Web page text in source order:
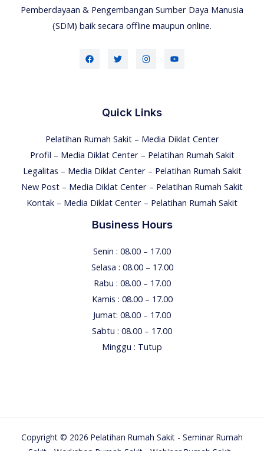
Pemberdayaan & Pengembangan Sumber Daya Manusia
(SDM) baik secara offline maupun online.
Quick Links
Pelatihan Rumah Sakit – Media Diklat Center
Profil – Media Diklat Center – Pelatihan Rumah Sakit
Legalitas – Media Diklat Center – Pelatihan Rumah Sakit
New Post – Media Diklat Center – Pelatihan Rumah Sakit
Kontak – Media Diklat Center – Pelatihan Rumah Sakit
Business Hours
Senin : 08.00 – 17.00
Selasa : 08.00 – 17.00
Rabu : 08.00 – 17.00
Kamis : 08.00 – 17.00
Jumat: 08.00 – 17.00
Sabtu : 08.00 – 17.00
Minggu : Tutup
Copyright © 2026 Pelatihan Rumah Sakit - Seminar Rumah